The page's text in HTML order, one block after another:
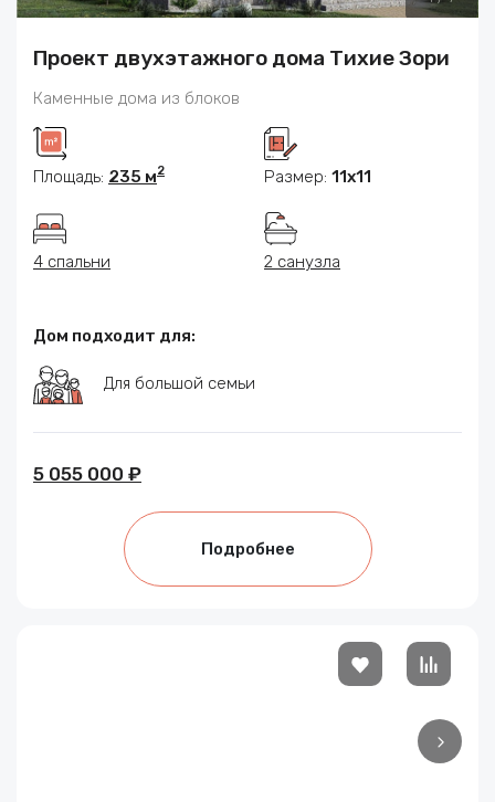
Проект двухэтажного дома Тихие Зори
Каменные дома из блоков
Площадь: 235 м2 Размер: 11x11
4 спальни 2 санузла
Дом подходит для:
Для большой семьи
5 055 000 ₽
Подробнее